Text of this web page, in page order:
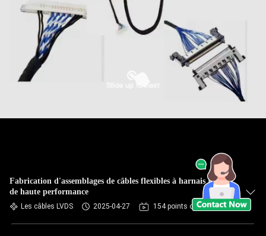
Fabrication d'assemblages de câbles flexibles à harnais LVDS
de haute performance
Les câbles LVDS 2025-04-27 154 points de vue